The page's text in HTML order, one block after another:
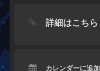
詳細はこちら
カレンダーに追加